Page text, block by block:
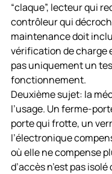
“claque”, lecteur qui
contrôleur qui
maintenance doit
vérification de charge
pas uniquement un
fonctionnement.
Deuxième sujet: la
l’usage. Un ferme-
porte qui frotte, un
l’électronique
où elle ne compense
d’accès n’est pas